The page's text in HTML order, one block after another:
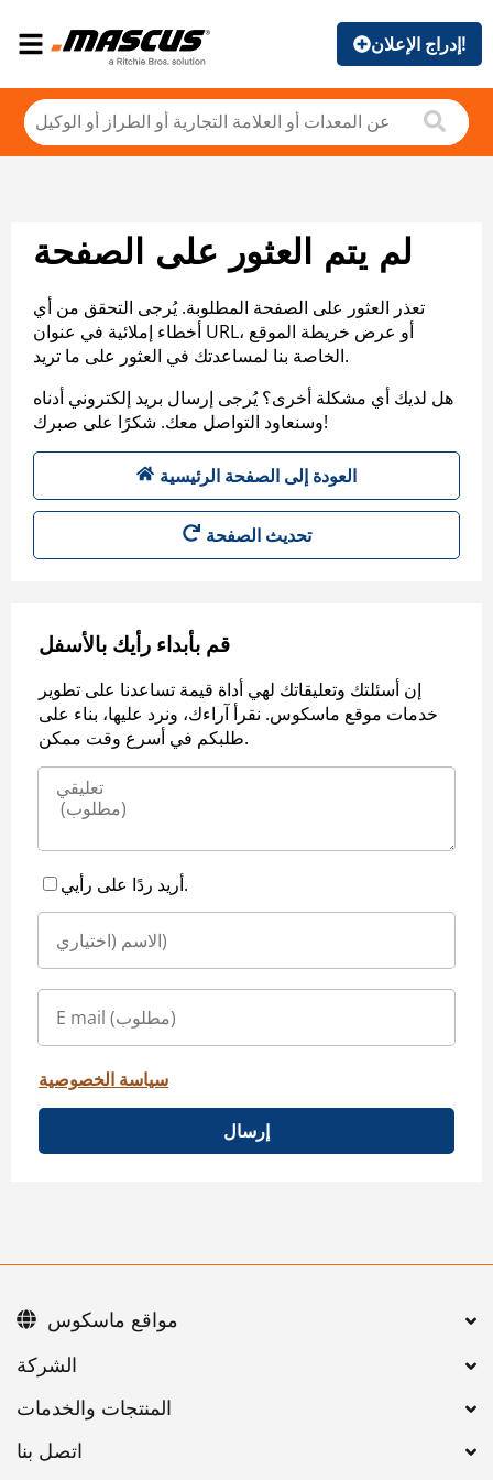
إدراج الإعلان!
لم يتم العثور على الصفحة
تعذر العثور على الصفحة المطلوبة. يُرجى التحقق من أي
أخطاء إملائية في عنوان URL، أو عرض خريطة الموقع
الخاصة بنا لمساعدتك في العثور على ما تريد.
هل لديك أي مشكلة أخرى؟ يُرجى إرسال بريد إلكتروني أدناه
وسنعاود التواصل معك. شكرًا على صبرك!
العودة إلى الصفحة الرئيسية
تحديث الصفحة
قم بأبداء رأيك بالأسفل
إن أسئلتك وتعليقاتك لهي أداة قيمة تساعدنا على تطوير
خدمات موقع ماسكوس. نقرأ آراءك، ونرد عليها، بناء على
طلبكم في أسرع وقت ممكن.
أريد ردًا على رأيي.
سياسة الخصوصية
إرسال
اتصل بنا
مواقع ماسكوس